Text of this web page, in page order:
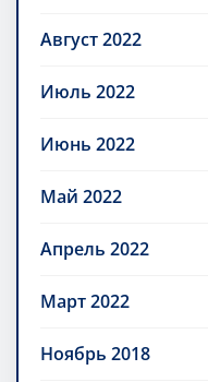
Август 2022
Июль 2022
Июнь 2022
Май 2022
Апрель 2022
Март 2022
Ноябрь 2018